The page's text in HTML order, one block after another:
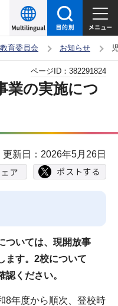
教育委員会 お知らせ
業の実施につ
ページID： 382291824
更新日：2026年5月26日
ついては、現開放事
ます。2校について
ください。
8年度から順次、登校時